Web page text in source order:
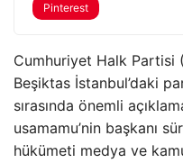
Pinterest
Cumhuriyet Halk Partisi
Beşiktas İstanbul’daki
sırasında önemli
usamamu’nin başkanı
hükümeti medya ve